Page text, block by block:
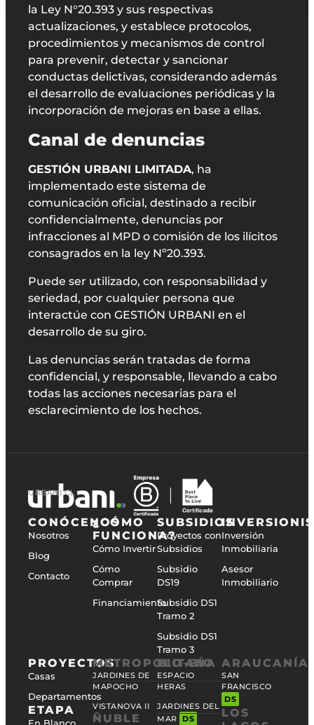
la Ley N°20.393 y sus respectivas
actualizaciones, y establece protocolos,
procedimientos y mecanismos de control
para prevenir, detectar y sancionar
conductas delictivas, considerando además
el desarrollo de evaluaciones periódicas y la
incorporación de mejoras en base a ellas.
Canal de denuncias
GESTIÓN URBANI LIMITADA, ha
implementado este sistema de
comunicación oficial, destinado a recibir
confidencialmente, denuncias por
infracciones al MPD o comisión de los ilícitos
consagrados en la ley Nº20.393.
Puede ser utilizado, con responsabilidad y
seriedad, por cualquier persona que
interactúe con GESTIÓN URBANI en el
desarrollo de su giro.
Las denuncias serán tratadas de forma
confidencial, y responsable, llevando a cabo
todas las acciones necesarias para el
esclarecimiento de los hechos.
URBANI.CL
CONÓCENOS
Nosotros
Blog
Contacto
¿CÓMO
FUNCIONA?
Cómo Invertir
Cómo
Comprar
Financiamiento
SUBSIDIOS
Proyectos con
Subsidios
Subsidio
DS19
Subsidio DS1
Tramo 2
Subsidio DS1
Tramo 3
Inversión
Inmobiliaria
Asesor
Inmobiliario
PROYECTOS
Casas
Departamentos
ETAPA
METROPOLITANA
JARDINES DE
MAPOCHO
VISTANOVA II
ÑUBLE
BIO-BÍO
ESPACIO
HERAS
JARDINES DEL
MAR
DS
ARAUCANÍA
SAN
FRANCISCO
DS
LOS